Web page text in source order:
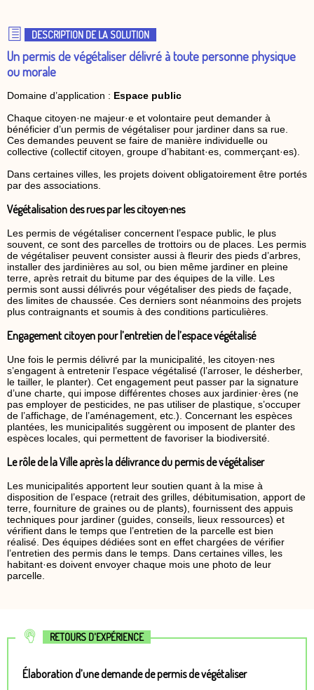
DESCRIPTION DE LA SOLUTION
Un permis de végétaliser délivré à toute personne physique
ou morale
Domaine d’application : Espace public
Chaque citoyen·ne majeur·e et volontaire peut demander à
bénéficier d’un permis de végétaliser pour jardiner dans sa rue.
Ces demandes peuvent se faire de manière individuelle ou
collective (collectif citoyen, groupe d’habitant·es, commerçant·es).
Dans certaines villes, les projets doivent obligatoirement être portés
par des associations.
Végétalisation des rues par les citoyen·nes
Les permis de végétaliser concernent l’espace public, le plus
souvent, ce sont des parcelles de trottoirs ou de places. Les permis
de végétaliser peuvent consister aussi à fleurir des pieds d’arbres,
installer des jardinières au sol, ou bien même jardiner en pleine
terre, après retrait du bitume par des équipes de la ville. Les
permis sont aussi délivrés pour végétaliser des pieds de façade,
des limites de chaussée. Ces derniers sont néanmoins des projets
plus contraignants et soumis à des conditions particulières.
Engagement citoyen pour l’entretien de l’espace végétalisé
Une fois le permis délivré par la municipalité, les citoyen·nes
s’engagent à entretenir l’espace végétalisé (l’arroser, le désherber,
le tailler, le planter). Cet engagement peut passer par la signature
d’une charte, qui impose différentes choses aux jardinier·ères (ne
pas employer de pesticides, ne pas utiliser de plastique, s’occuper
de l’affichage, de l’aménagement, etc.). Concernant les espèces
plantées, les municipalités suggèrent ou imposent de planter des
espèces locales, qui permettent de favoriser la biodiversité.
Le rôle de la Ville après la délivrance du permis de végétaliser
Les municipalités apportent leur soutien quant à la mise à
disposition de l’espace (retrait des grilles, débitumisation, apport de
terre, fourniture de graines ou de plants), fournissent des appuis
techniques pour jardiner (guides, conseils, lieux ressources) et
vérifient dans le temps que l’entretien de la parcelle est bien
réalisé. Des équipes dédiées sont en effet chargées de vérifier
l’entretien des permis dans le temps. Dans certaines villes, les
habitant·es doivent envoyer chaque mois une photo de leur
parcelle.
RETOURS D'EXPÉRIENCE
Élaboration d’une demande de permis de végétaliser